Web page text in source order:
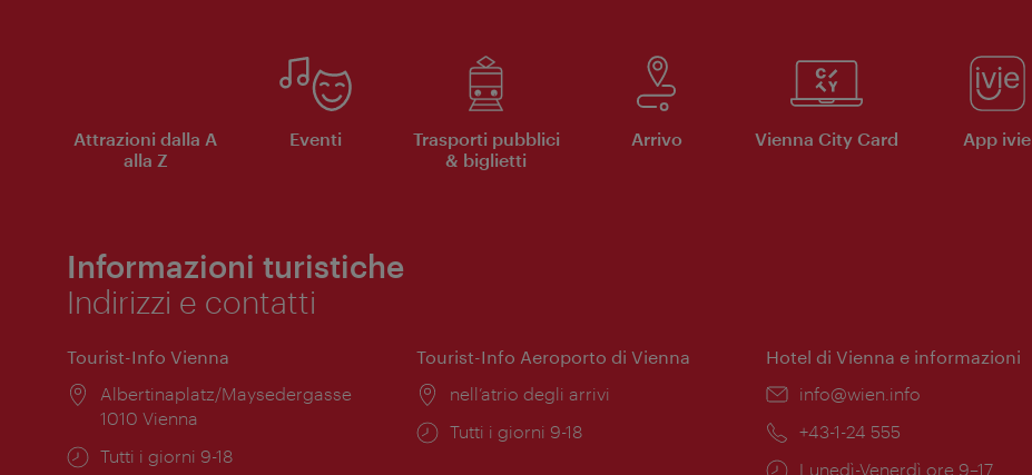
Attrazioni dalla A
alla Z
Eventi
Trasporti pubblici
& biglietti
Arrivo Vienna City Card App ivie
Informazioni turistiche
Indirizzi e contatti
Tourist-Info Vienna
Posizione:
Albertinaplatz/Maysedergasse
1010 Vienna
Orari
Tutti i giorni 9-18
Tourist-Info Aeroporto di Vienna
Posizione:
nell’atrio degli arrivi
Orari
Tutti i giorni 9-18
Hotel di Vienna e informazioni
Email:
info@wien.info
Telefono:
+43-1-24 555
Orari
Lunedì-Venerdì ore 9–17